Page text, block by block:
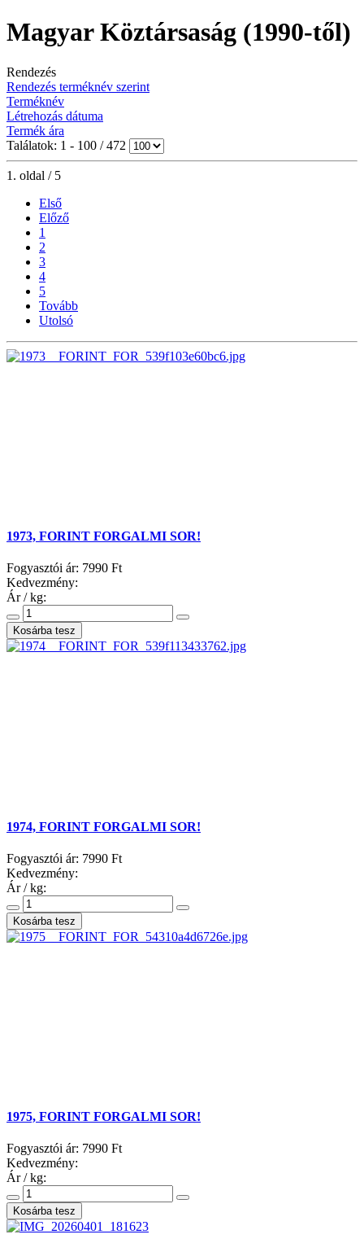
Magyar Köztársaság (1990-től)
Rendezés
Rendezés terméknév szerint
Terméknév
Létrehozás dátuma
Termék ára
Találatok: 1 - 100 / 472
1. oldal / 5
Első
Előző
1
2
3
4
5
Tovább
Utolsó
1973, FORINT FORGALMI SOR!
Fogyasztói ár: 7990 Ft
Kedvezmény:
Ár / kg:
1974, FORINT FORGALMI SOR!
Fogyasztói ár: 7990 Ft
Kedvezmény:
Ár / kg:
1975, FORINT FORGALMI SOR!
Fogyasztói ár: 7990 Ft
Kedvezmény:
Ár / kg: